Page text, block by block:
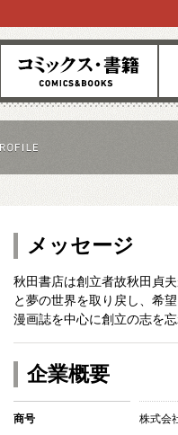
コミックス 雑
メッセージ
秋田書店は創立者故秋田貞
と夢の世界を取り戻し、希
漫画誌を中心に創立の志を
企業概要
商号 株式会